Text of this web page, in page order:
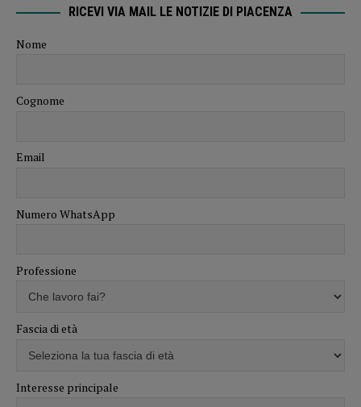
RICEVI VIA MAIL LE NOTIZIE DI PIACENZA
Nome
Cognome
Email
Numero WhatsApp
Professione
Fascia di età
Interesse principale